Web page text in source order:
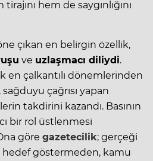
hem de saygınlığını
çıkan en belirgin özellik,
ve uzlaşmacı diliydi.
en çalkantılı dönemlerinden
sağduyu çağrısı yapan
takdirini kazandı. Basının
bir rol üstlenmesi
göre gazetecilik; gerçeği
hedef göstermeden, kamu